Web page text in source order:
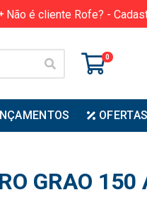
Não é cliente Rofe? -
0
OFERTAS
GRAO 150